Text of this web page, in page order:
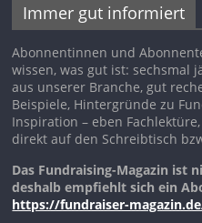
Immer gut informiert
Abonnentinnen und
wissen, was gut ist: sechsmal
aus unserer Branche, gut
Beispiele, Hintergründe zu
Inspiration – eben
direkt auf den Schreibtisch
Das Fundraising-Magazin ist
deshalb empfiehlt sich ein
https://fundraiser-